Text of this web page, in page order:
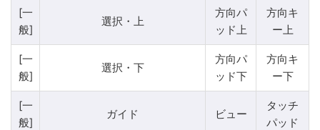
[一
般]
選択・上
方向パ
ッド上
方向キ
ー上
[一
般]
選択・下
方向パ
ッド下
方向キ
ー下
[一
般]
ガイド ビュー
タッチ
パッド